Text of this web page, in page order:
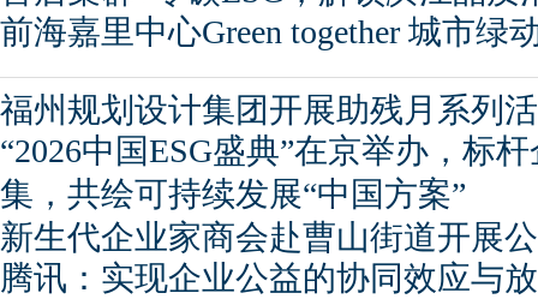
前海嘉里中心Green together 城市绿
福州规划设计集团开展助残月系列
“2026中国ESG盛典”在京举办，标
集，共绘可持续发展“中国方案”
新生代企业家商会赴曹山街道开展
腾讯：实现企业公益的协同效应与